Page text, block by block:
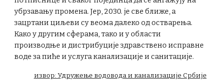
убрзавању промена. Јер, 2030. је све ближе, а
зацртани циљеви су веома далеко од остварења.
Како у другим сферама, тако и у области
производње и дистрибуције здравствено исправне
воде за пиће и услуга канализације и санитације.
извор: Удружење водовода и канализације Србије